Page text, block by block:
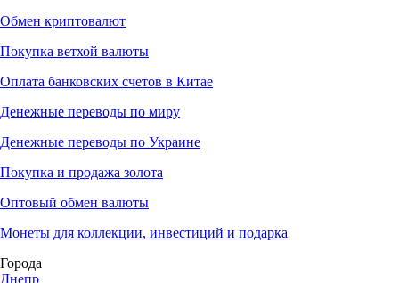
Обмен криптовалют
Покупка ветхой валюты
Оплата банковских счетов в Китае
Денежные переводы по миру
Денежные переводы по Украине
Покупка и продажа золота
Оптовый обмен валюты
Монеты для коллекции, инвестиций и подарка
Города
Днепр